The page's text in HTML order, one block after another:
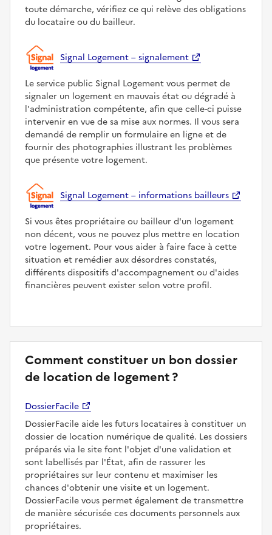
toute démarche, vérifiez ce qui relève des obligations
du locataire ou du bailleur.
Signal Logement – signalement
Le service public Signal Logement vous permet de
signaler un logement en mauvais état ou dégradé à
l'administration compétente, afin que celle-ci puisse
intervenir en vue de sa mise aux normes. Il vous sera
demandé de remplir un formulaire en ligne et de
fournir des photographies illustrant les problèmes
que présente votre logement.
Signal Logement – informations bailleurs
Si vous êtes propriétaire ou bailleur d'un logement
non décent, vous ne pouvez plus mettre en location
votre logement. Pour vous aider à faire face à cette
situation et remédier aux désordres constatés,
différents dispositifs d'accompagnement ou d'aides
financières peuvent exister selon votre profil.
Comment constituer un bon dossier
de location de logement ?
DossierFacile
DossierFacile aide les futurs locataires à constituer un
dossier de location numérique de qualité. Les dossiers
préparés via le site font l'objet d'une validation et
sont labellisés par l'État, afin de rassurer les
propriétaires sur leur contenu et maximiser les
chances d'obtenir une visite et un logement.
DossierFacile vous permet également de transmettre
de manière sécurisée ces documents personnels aux
propriétaires.